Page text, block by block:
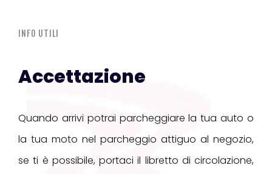
INFO UTILI
Accettazione
Quando arrivi potrai parcheggiare la tua auto o
la tua moto nel parcheggio attiguo al negozio,
se ti è possibile, portaci il libretto di circolazione,